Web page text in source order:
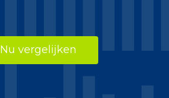
Nu vergelijken